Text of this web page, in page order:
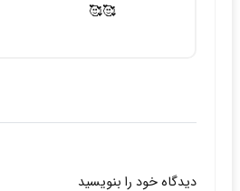
🥰🥰
دیدگاه خود را بنویسید